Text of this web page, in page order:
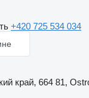
+420 725 534 034
край, 664 81,